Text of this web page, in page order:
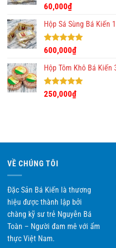
Được xếp
hạng
5.00
5 sao
60,000₫
Hộp Sá Sùng Bá Kiến
Được xếp
hạng
5.00
5 sao
600,000₫
Hộp Tôm Khô Bá Kiến
Được xếp
hạng
5.00
250,000₫
VỀ CHÚNG TÔI
Đặc Sản Bá Kiến là thương
hiệu được thành lập bởi
chàng kỹ sư trẻ Nguyễn Bá
Toàn – Người đam mê với ẩm
thực Việt Nam.